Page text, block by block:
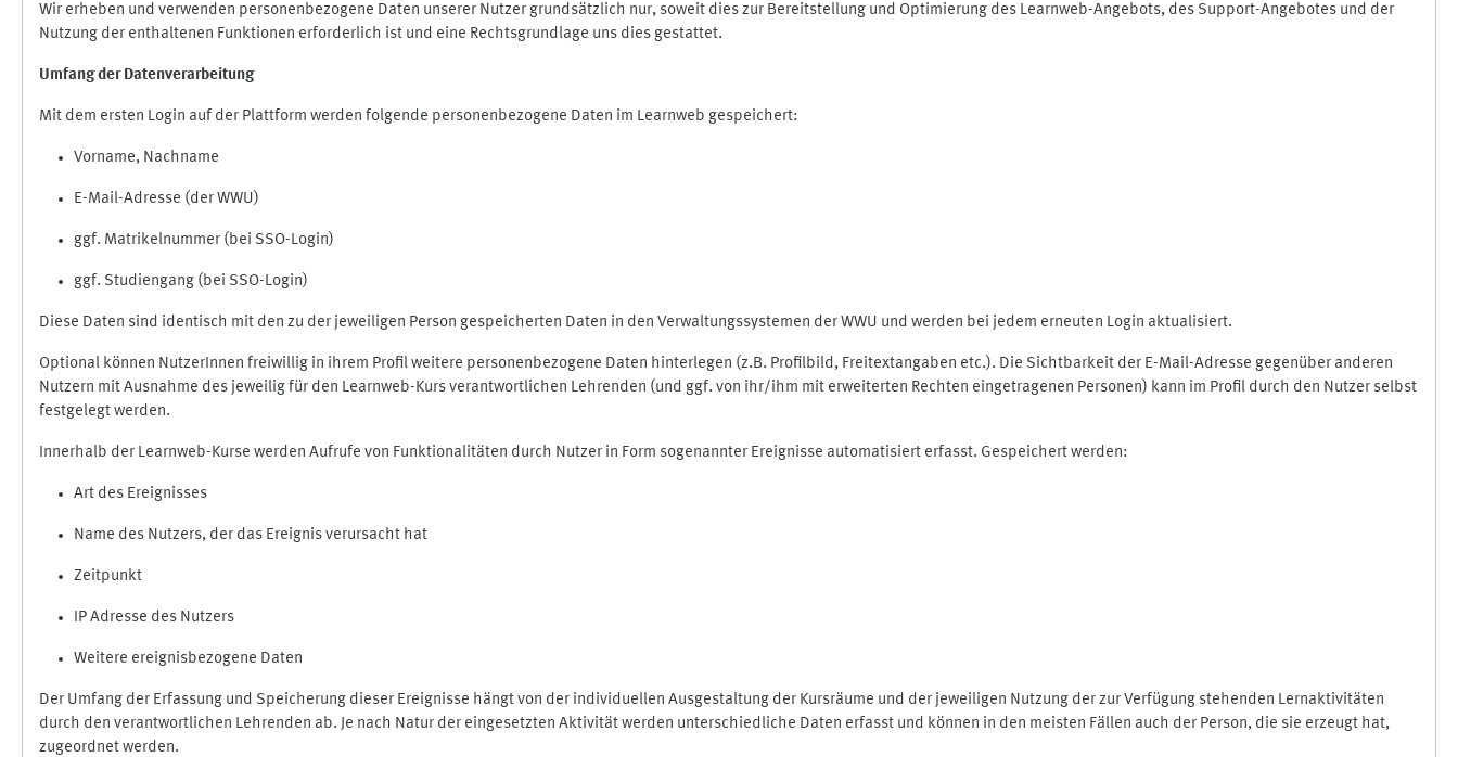
Wir erheben und verwenden personenbezogene Daten unserer Nutzer grundsätzlich nur, soweit dies zur Bereitstellung und Optimierung des Learnweb-Angebots, des Support-Angebotes und der
Nutzung der enthaltenen Funktionen erforderlich ist und eine Rechtsgrundlage uns dies gestattet.
Umfang der Datenverarbeitung
Mit dem ersten Login auf der Plattform werden folgende personenbezogene Daten im Learnweb gespeichert:
Vorname, Nachname
E-Mail-Adresse (der WWU)
ggf. Matrikelnummer (bei SSO-Login)
ggf. Studiengang (bei SSO-Login)
Diese Daten sind identisch mit den zu der jeweiligen Person gespeicherten Daten in den Verwaltungssystemen der WWU und werden bei jedem erneuten Login aktualisiert.
Optional können NutzerInnen freiwillig in ihrem Profil weitere personenbezogene Daten hinterlegen (z.B. Profilbild, Freitextangaben etc.). Die Sichtbarkeit der E-Mail-Adresse gegenüber anderen
Nutzern mit Ausnahme des jeweilig für den Learnweb-Kurs verantwortlichen Lehrenden (und ggf. von ihr/ihm mit erweiterten Rechten eingetragenen Personen) kann im Profil durch den Nutzer selbst
festgelegt werden.
Innerhalb der Learnweb-Kurse werden Aufrufe von Funktionalitäten durch Nutzer in Form sogenannter Ereignisse automatisiert erfasst. Gespeichert werden:
Art des Ereignisses
Name des Nutzers, der das Ereignis verursacht hat
Zeitpunkt
IP Adresse des Nutzers
Weitere ereignisbezogene Daten
Der Umfang der Erfassung und Speicherung dieser Ereignisse hängt von der individuellen Ausgestaltung der Kursräume und der jeweiligen Nutzung der zur Verfügung stehenden Lernaktivitäten
durch den verantwortlichen Lehrenden ab. Je nach Natur der eingesetzten Aktivität werden unterschiedliche Daten erfasst und können in den meisten Fällen auch der Person, die sie erzeugt hat,
zugeordnet werden.